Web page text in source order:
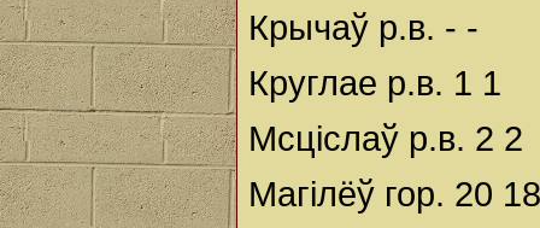
Крычаў р.в. - -
Круглае р.в. 1 1
Мсціслаў р.в. 2 2
Магілёў гор. 20 18